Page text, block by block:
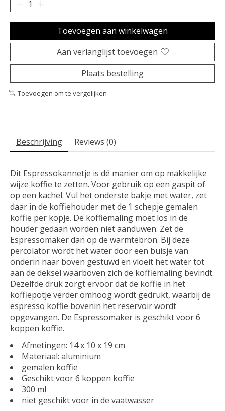
Toevoegen aan winkelwagen
Aan verlanglijst toevoegen
Plaats bestelling
Toevoegen om te vergelijken
Beschrijving Reviews (0)
Dit Espressokannetje is dé manier om op makkelijke
wijze koffie te zetten. Voor gebruik op een gaspit of
op een kachel. Vul het onderste bakje met water, zet
daar in de koffiehouder met de 1 schepje gemalen
koffie per kopje. De koffiemaling moet los in de
houder gedaan worden niet aanduwen. Zet de
Espressomaker dan op de warmtebron. Bij deze
percolator wordt het water door een buisje van
onderin naar boven gestuwd en vloeit het water tot
aan de deksel waarboven zich de koffiemaling bevindt.
Dezelfde druk zorgt ervoor dat de koffie in het
koffiepotje verder omhoog wordt gedrukt, waarbij de
espresso koffie bovenin het reservoir wordt
opgevangen. De Espressomaker is geschikt voor 6
koppen koffie.
Afmetingen: 14 x 10 x 19 cm
Materiaal: aluminium
gemalen koffie
Geschikt voor 6 koppen koffie
300 ml
niet geschikt voor in de vaatwasser